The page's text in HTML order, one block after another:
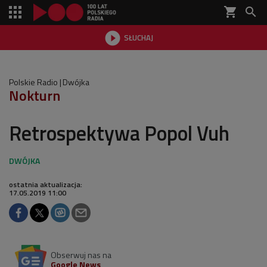
shopping_cart 
 SŁUCHAJ

Polskie Radio Dwójka
Nokturn
Retrospektywa Popol Vuh
ostatnia aktualizacja:
17.05.2019 11:00
Obserwuj nas na
Google News